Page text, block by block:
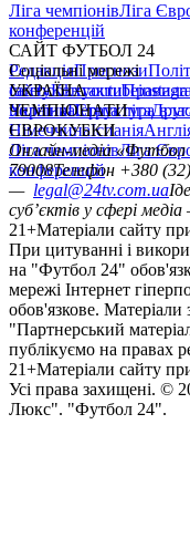
Ліга чемпіонівЛіга
конференцій
САЙТ ФУТБОЛ 24
РедакціяПрогнози
сайтуКонтактиПравила
політикаСтруктура
Соціальні мережі
facebookxyoutube
УКРАЇНА
УкраїнаПерша ліга
ЧЕМПІОНАТИ
НімеччинаІспанія
ЄВРОКУБКИ
Ліга чемпіонівЛіга
конференцій
Онлайн-медіа «Футбол
79008Телефон +380
— legal@24tv.com.ua
суб’єктів у сфері
21+Матеріали сайту
При цитуванні і
на "Футбол 24"
мережі Інтернет
обов'язкове.
"Партнерський
публікуємо на правах
21+Матеріали сайту
Усi права захищенi. ©
Люкс". "Футбол 24".